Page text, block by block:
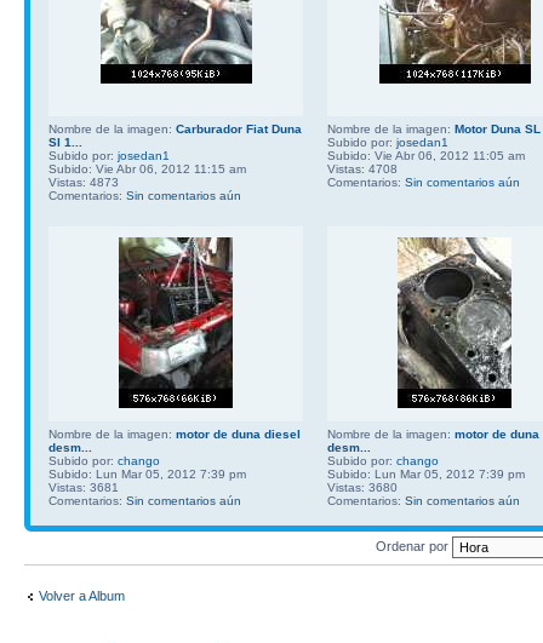
Nombre de la imagen: Carburador Fiat Duna
Sl 1...
Subido por: josedan1
Subido: Vie Abr 06, 2012 11:15 am
Vistas: 4873
Comentarios: Sin comentarios aún
Nombre de la imagen: Motor Duna SL
Subido por: josedan1
Subido: Vie Abr 06, 2012 11:05 am
Vistas: 4708
Comentarios: Sin comentarios aún
Nombre de la imagen: motor de duna diesel
desm...
Subido por: chango
Subido: Lun Mar 05, 2012 7:39 pm
Vistas: 3681
Comentarios: Sin comentarios aún
Nombre de la imagen: motor de
desm...
Subido por: chango
Subido: Lun Mar 05, 2012 7:39 pm
Vistas: 3680
Comentarios: Sin comentarios aún
Ordenar por
Volver a Album